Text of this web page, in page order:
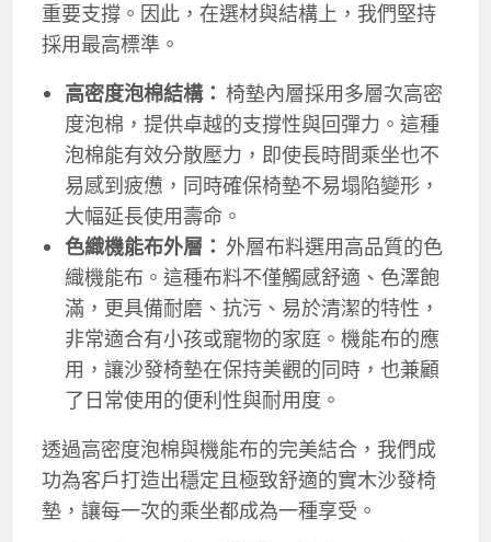
重要支撐。因此，在選材與結構上，我們堅持
採用最高標準。
高密度泡棉結構： 椅墊內層採用多層次高密
度泡棉，提供卓越的支撐性與回彈力。這種
泡棉能有效分散壓力，即使長時間乘坐也不
易感到疲憊，同時確保椅墊不易塌陷變形，
大幅延長使用壽命。
色織機能布外層： 外層布料選用高品質的色
織機能布。這種布料不僅觸感舒適、色澤飽
滿，更具備耐磨、抗污、易於清潔的特性，
非常適合有小孩或寵物的家庭。機能布的應
用，讓沙發椅墊在保持美觀的同時，也兼顧
了日常使用的便利性與耐用度。
透過高密度泡棉與機能布的完美結合，我們成
功為客戶打造出穩定且極致舒適的實木沙發椅
墊，讓每一次的乘坐都成為一種享受。